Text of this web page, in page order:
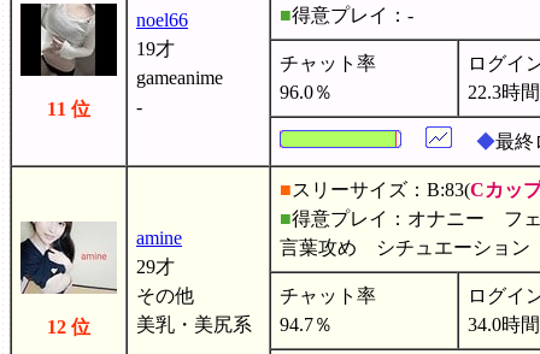
11 位
noel66
19才
gameanime
-
■得意プレイ：-
チャット率
96.0％
ログイ
22.3時間
◆最終
12 位
amine
29才
その他
美乳・美尻系
■スリーサイズ：B:83(Cカッ
■得意プレイ：オナニー
言葉攻め シチュエーショ
チャット率
94.7％
ログイ
34.0時間